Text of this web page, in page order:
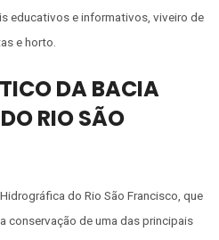
educativos e informativos, viveiro de
e horto.
DA BACIA
RIO SÃO
do Rio São Francisco, que
conservação de uma das principais